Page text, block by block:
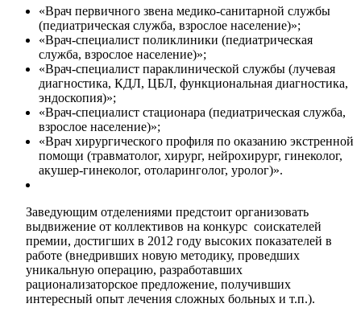
«Врач первичного звена медико-санитарной службы
(педиатрическая служба, взрослое население)»;
«Врач-специалист поликлиники (педиатрическая
служба, взрослое население)»;
«Врач-специалист параклинической службы (лучевая
диагностика, КДЛ, ЦБЛ, функциональная диагностика,
эндоскопия)»;
«Врач-специалист стационара (педиатрическая служба,
взрослое население)»;
«Врач хирургического профиля по оказанию экстренной
помощи (травматолог, хирург, нейрохирург, гинеколог,
акушер-гинеколог, отоларинголог, уролог)».
Заведующим отделениями предстоит организовать
выдвижение от коллективов на конкурс соискателей
премии, достигших в 2012 году высоких показателей в
работе (внедривших новую методику, проведших
уникальную операцию, разработавших
рационализаторское предложение, получивших
интересный опыт лечения сложных больных и т.п.).